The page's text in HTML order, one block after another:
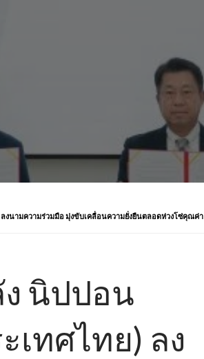
งนามความร่วมมือ มุ่งขับเคลื่อนความยั่งยืนตลอดห่วงโซ่คุณค่า
นิปปอน
เทศไทย) ลง